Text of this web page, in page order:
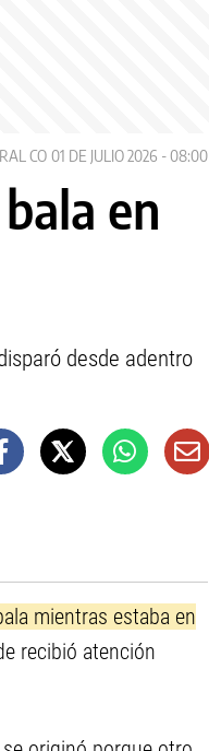
CO 01 DE JULIO 2026 - 08:00
en
desde adentro
mientras estaba en
recibió atención